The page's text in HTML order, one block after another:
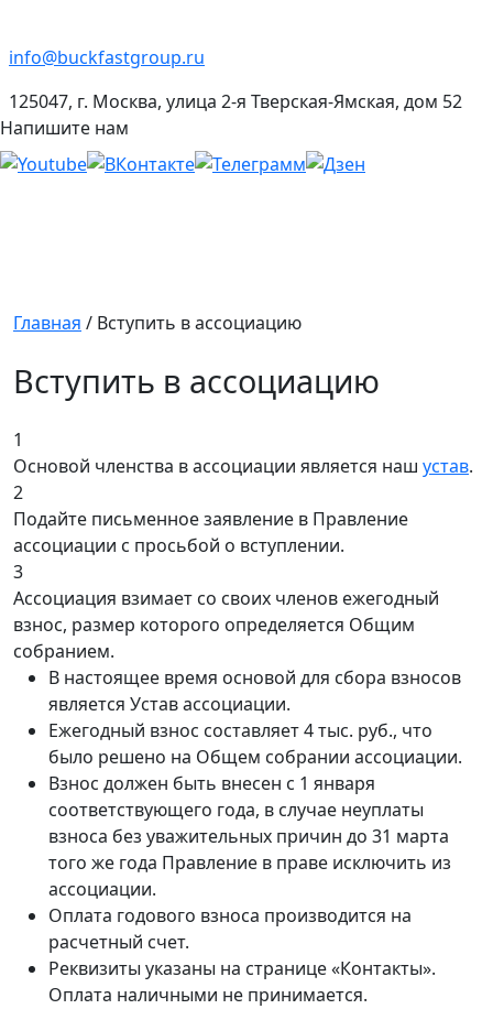
info@buckfastgroup.ru
125047, г. Москва, улица 2-я Тверская-Ямская, дом 52
Напишите нам
Главная / Вступить в ассоциацию
Вступить в ассоциацию
1
Основой членства в ассоциации является наш устав.
2
Подайте письменное заявление в Правление
ассоциации с просьбой о вступлении.
3
Ассоциация взимает со своих членов ежегодный
взнос, размер которого определяется Общим
собранием.
В настоящее время основой для сбора взносов
является Устав ассоциации.
Ежегодный взнос составляет 4 тыс. руб., что
было решено на Общем собрании ассоциации.
Взнос должен быть внесен с 1 января
соответствующего года, в случае неуплаты
взноса без уважительных причин до 31 марта
того же года Правление в праве исключить из
ассоциации.
Оплата годового взноса производится на
расчетный счет.
Реквизиты указаны на странице «Контакты».
Оплата наличными не принимается.